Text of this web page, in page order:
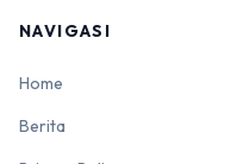
NAVIGASI
Home
Berita